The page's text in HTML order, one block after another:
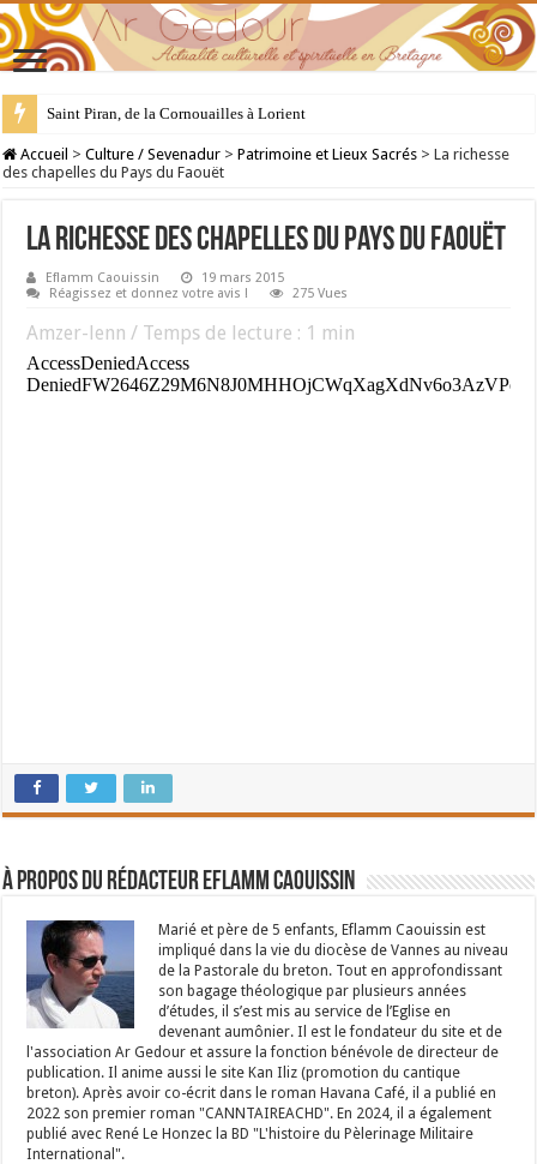
Saint Piran, de la Cornouailles à Lorient
28 juillet : Saint Samson de Dol, père de la Bretagne chrétienne
Accueil > Culture / Sevenadur > Patrimoine et Lieux Sacrés > La richesse
des chapelles du Pays du Faouët
La richesse des chapelles du Pays du Faouët
Eflamm Caouissin
19 mars 2015
Réagissez et donnez votre avis !
275 Vues
Amzer-lenn / Temps de lecture : 1 min
À propos du rédacteur Eflamm Caouissin
Marié et père de 5 enfants, Eflamm Caouissin est
impliqué dans la vie du diocèse de Vannes au niveau
de la Pastorale du breton. Tout en approfondissant
son bagage théologique par plusieurs années
d’études, il s’est mis au service de l’Eglise en
devenant aumônier. Il est le fondateur du site et de
l'association Ar Gedour et assure la fonction bénévole de directeur de
publication. Il anime aussi le site Kan Iliz (promotion du cantique
breton). Après avoir co-écrit dans le roman Havana Café, il a publié en
2022 son premier roman "CANNTAIREACHD". En 2024, il a également
publié avec René Le Honzec la BD "L'histoire du Pèlerinage Militaire
International".